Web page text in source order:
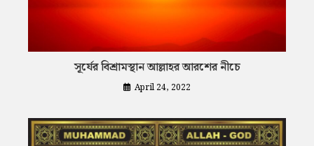
সূর্যের বিশ্রামস্থান আল্লাহর আরশের নীচে
April 24, 2022